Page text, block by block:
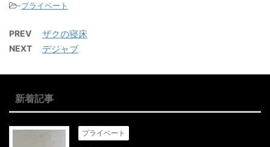
-プライベート
PREV ザクの寝床
NEXT デジャブ
新着記事
プライベート